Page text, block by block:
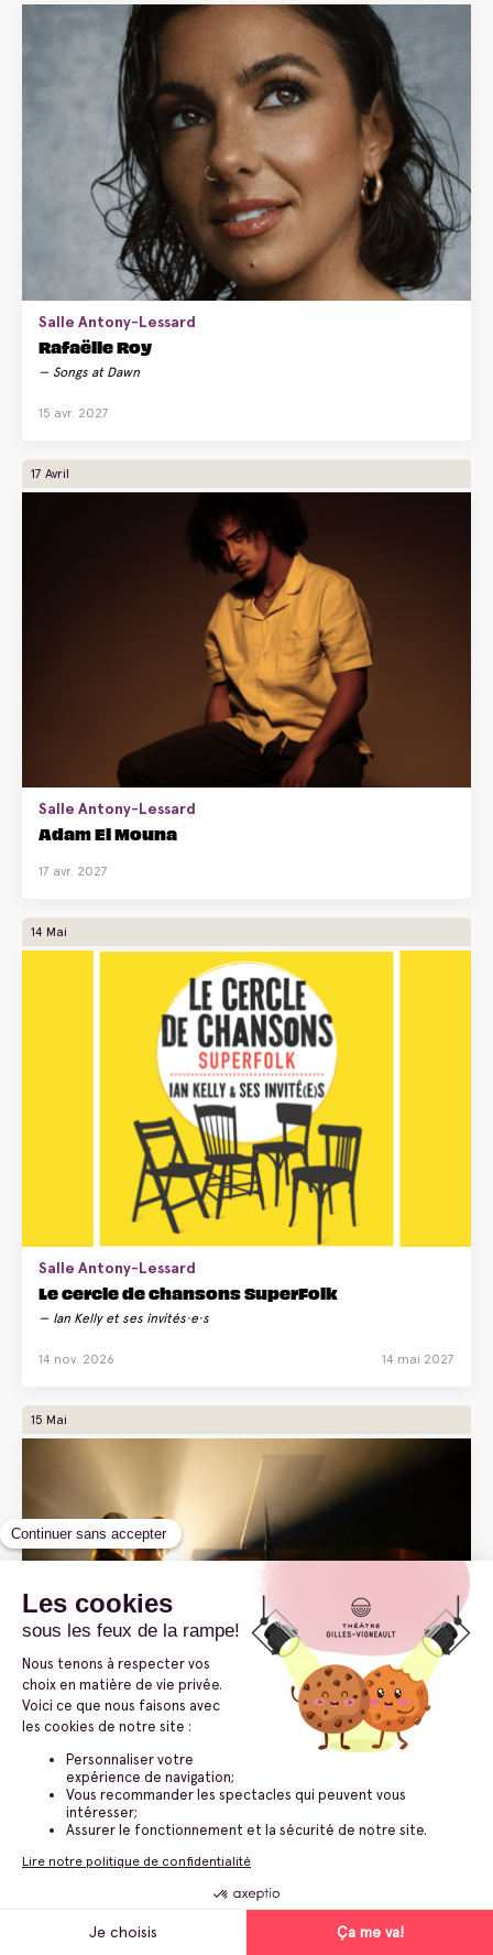
Salle Antony-Lessard
Rafaëlle Roy
Songs at Dawn
15 avr. 2027
17 Avril
Salle Antony-Lessard
Adam El Mouna
17 avr. 2027
14 Mai
Salle Antony-Lessard
Le cercle de chansons SuperFolk
Ian Kelly et ses invités·e·s
14 nov. 2026 14 mai 2027
15 Mai
Salle Antony-Lessard
Duo Fortin-Poirier
Harmonie des opposés